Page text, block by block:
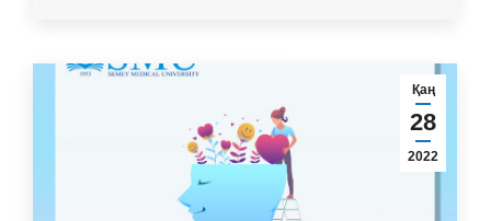
Ж.Қ.Жайрбаева Абайдың өмірімен,
шығарламарымен таныстырды. Соңында
“Медицина Мектебі” деканының
орынбасары Г.Д.Кулмаганбетова белсенді
студенттерді марапаттады. “Абайтану”…
Қаң
28
2022